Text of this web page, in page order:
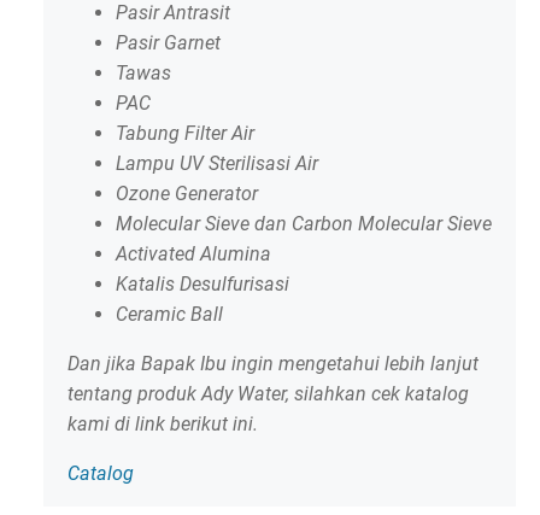
Pasir Antrasit
Pasir Garnet
Tawas
PAC
Tabung Filter Air
Lampu UV Sterilisasi Air
Ozone Generator
Molecular Sieve dan Carbon Molecular Sieve
Activated Alumina
Katalis Desulfurisasi
Ceramic Ball
Dan jika Bapak Ibu ingin mengetahui lebih lanjut
tentang produk Ady Water, silahkan cek katalog
kami di link berikut ini.
Catalog